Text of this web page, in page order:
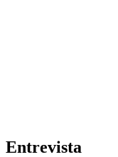
Entrevista